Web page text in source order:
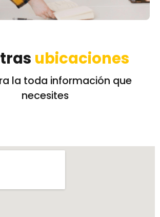
ubicaciones
la toda información que
necesites